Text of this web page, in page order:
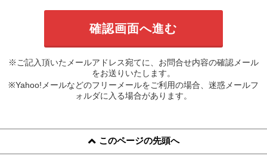
※ご記入頂いたメールアドレス宛てに、お問合せ内容の確認メール
をお送りいたします。
※Yahoo!メールなどのフリーメールをご利用の場合、迷惑メールフ
ォルダに入る場合があります。
このページの先頭へ